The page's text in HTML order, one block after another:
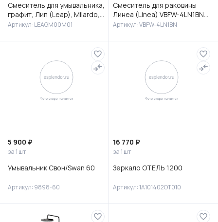
Смеситель для умывальника,
графит, Лип (Leap), Milardo,
LEAGM00M01
Артикул: LEAGM00M01
Смеситель для раковины
Линеа (Linea) VBFW-4LN1BN
встраиваемый,
Артикул: VBFW-4LN1BN
5 900 ₽
за 1 шт
Умывальник Свон/Swan 60
Артикул: 9898-60
16 770 ₽
за 1 шт
Зеркало ОТЕЛЬ 1200
Артикул: 1A101402OT010